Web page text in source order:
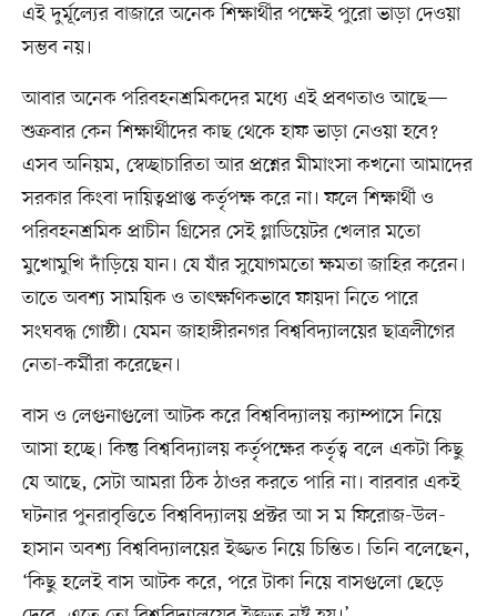
এই দুর্মূল্যের বাজারে অনেক শিক্ষার্থীর পক্ষেই পুরো ভাড়া দেওয়া
সম্ভব নয়।
আবার অনেক পরিবহনশ্রমিকদের মধ্যে এই প্রবণতাও আছে—
শুক্রবার কেন শিক্ষার্থীদের কাছ থেকে হাফ ভাড়া নেওয়া হবে?
এসব অনিয়ম, স্বেচ্ছাচারিতা আর প্রশ্নের মীমাংসা কখনো আমাদের
সরকার কিংবা দায়িত্বপ্রাপ্ত কর্তৃপক্ষ করে না। ফলে শিক্ষার্থী ও
পরিবহনশ্রমিক প্রাচীন গ্রিসের সেই গ্লাডিয়েটর খেলার মতো
মুখোমুখি দাঁড়িয়ে যান। যে যাঁর সুযোগমতো ক্ষমতা জাহির করেন।
তাতে অবশ্য সাময়িক ও তাৎক্ষণিকভাবে ফায়দা নিতে পারে
সংঘবদ্ধ গোষ্ঠী। যেমন জাহাঙ্গীরনগর বিশ্ববিদ্যালয়ের ছাত্রলীগের
নেতা-কর্মীরা করেছেন।
বাস ও লেগুনাগুলো আটক করে বিশ্ববিদ্যালয় ক্যাম্পাসে নিয়ে
আসা হচ্ছে। কিন্তু বিশ্ববিদ্যালয় কর্তৃপক্ষের কর্তৃত্ব বলে একটা কিছু
যে আছে, সেটা আমরা ঠিক ঠাওর করতে পারি না। বারবার একই
ঘটনার পুনরাবৃত্তিতে বিশ্ববিদ্যালয় প্রক্টর আ স ম ফিরোজ-উল-
হাসান অবশ্য বিশ্ববিদ্যালয়ের ইজ্জত নিয়ে চিন্তিত। তিনি বলেছেন,
‘কিছু হলেই বাস আটক করে, পরে টাকা নিয়ে বাসগুলো ছেড়ে